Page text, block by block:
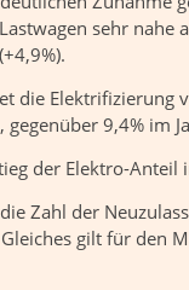
sehr nahe
die Elektrifizierung
9,4% im
der Elektro-
Zahl der
gilt für den